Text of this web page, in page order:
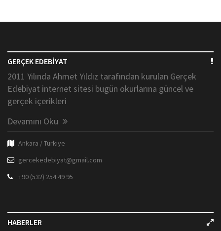
GERÇEK EDEBİYAT
2011 Yılında Ahmet Yıldız tarafından kurulan Gerçek
Edebiyat internet sitesi bugün okurlarına güncel ve
gerçek içerikleri
Devamını Oku
Ankara / Türkiye
gercekedebiyat@gmail.com
+90 (532) 254 49 95
HABERLER